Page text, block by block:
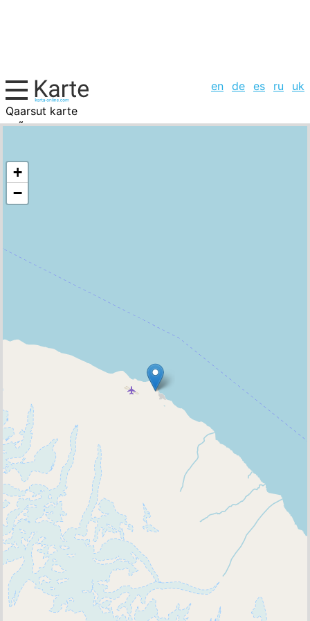
en de es ru
uk
Qaarsut karte
GrÃ¶nland, Städte-Liste
+
−